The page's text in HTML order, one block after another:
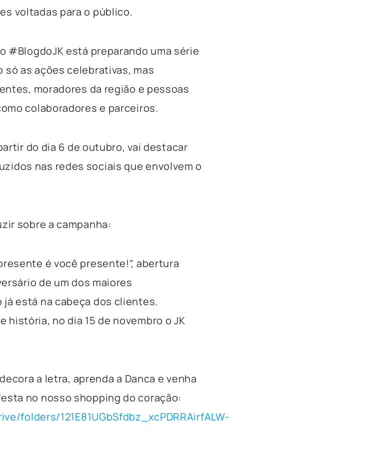
voltadas para o público.
#BlogdoJK está preparando uma série
as ações celebrativas, mas
moradores da região e pessoas
colaboradores e parceiros.
do dia 6 de outubro, vai destacar
nas redes sociais que envolvem o
sobre a campanha:
é você presente!”, abertura
de um dos maiores
está na cabeça dos clientes.
história, no dia 15 de novembro o JK
a letra, aprenda a Danca e venha
no nosso shopping do coração:
folders/121E81UGbSfdbz_xcPDRRAirfALW-